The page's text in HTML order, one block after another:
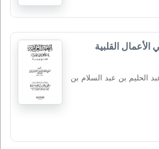
الحليم بن عبد السلام بن